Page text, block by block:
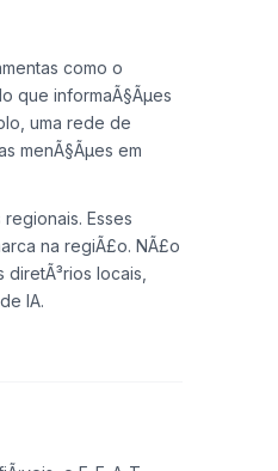
como o
que informaÃ§Ãµes
uma rede de
menÃ§Ãµes em
Esses
na regiÃ£o. NÃ£o
locais,
IA.